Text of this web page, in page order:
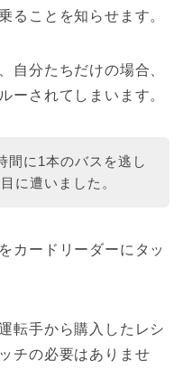
ることを知らせます。
自分たちだけの場合、
ーされてしまいます。
間に1本のバスを逃し
に遭いました。
カードリーダーにタッ
転手から購入したレシ
チの必要はありませ